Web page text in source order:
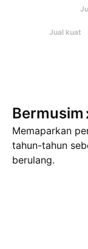
Jual kuat
Bermusim
Memaparkan
tahun-tahun
berulang.